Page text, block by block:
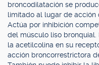
broncodilatación se
limitado al lugar de acción
Actúa por inhibición
del músculo liso
la acetilcolina en su
acción broncorrestrictora